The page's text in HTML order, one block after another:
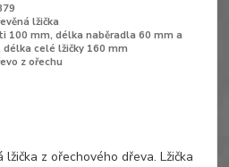
lžička
100 mm, délka naběradla 60 mm a
délka celé lžičky 160 mm
z ořechu
lžička z ořechového dřeva. Lžička